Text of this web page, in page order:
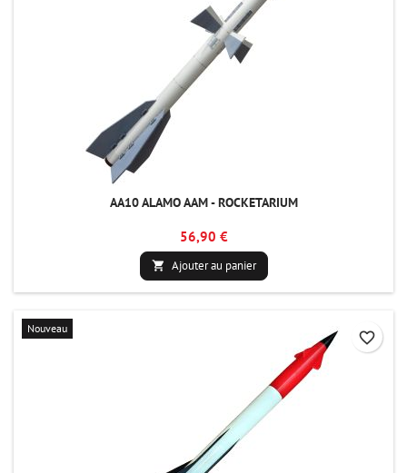
AA10 ALAMO AAM - ROCKETARIUM
56,90 €
 Ajouter au panier
Nouveau
favorite_border